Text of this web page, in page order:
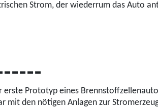
Strom, der wiederrum das Auto
erste Prototyp eines
mit den nötigen Anlagen zur